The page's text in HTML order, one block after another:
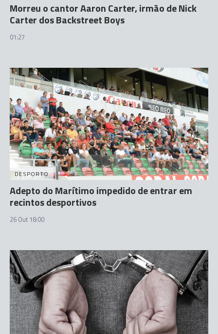
Morreu o cantor Aaron Carter, irmão de Nick
Carter dos Backstreet Boys
01:27
DESPORTO
Adepto do Marítimo impedido de entrar em
recintos desportivos
26 Out 18:00